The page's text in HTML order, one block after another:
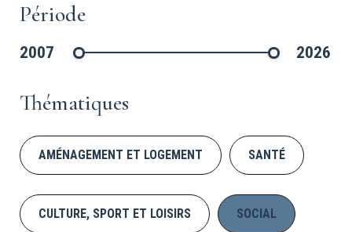
Période
2007 2026
Thématiques
AMÉNAGEMENT ET LOGEMENT SANTÉ
CULTURE, SPORT ET LOISIRS SOCIAL